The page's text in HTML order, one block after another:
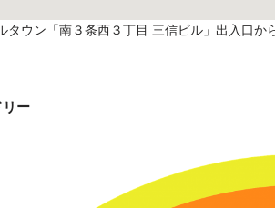
タウン「南３条西３丁目 三信ビル」出入口か
リー